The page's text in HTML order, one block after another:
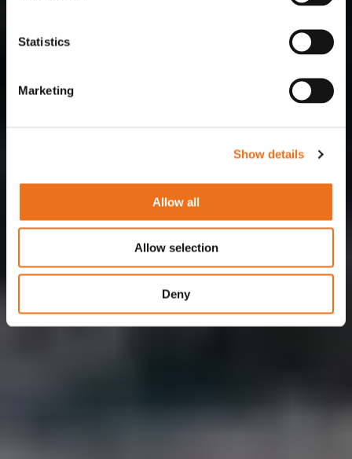
Statistics
Marketing
Show details
Allow all
Allow selection
Deny